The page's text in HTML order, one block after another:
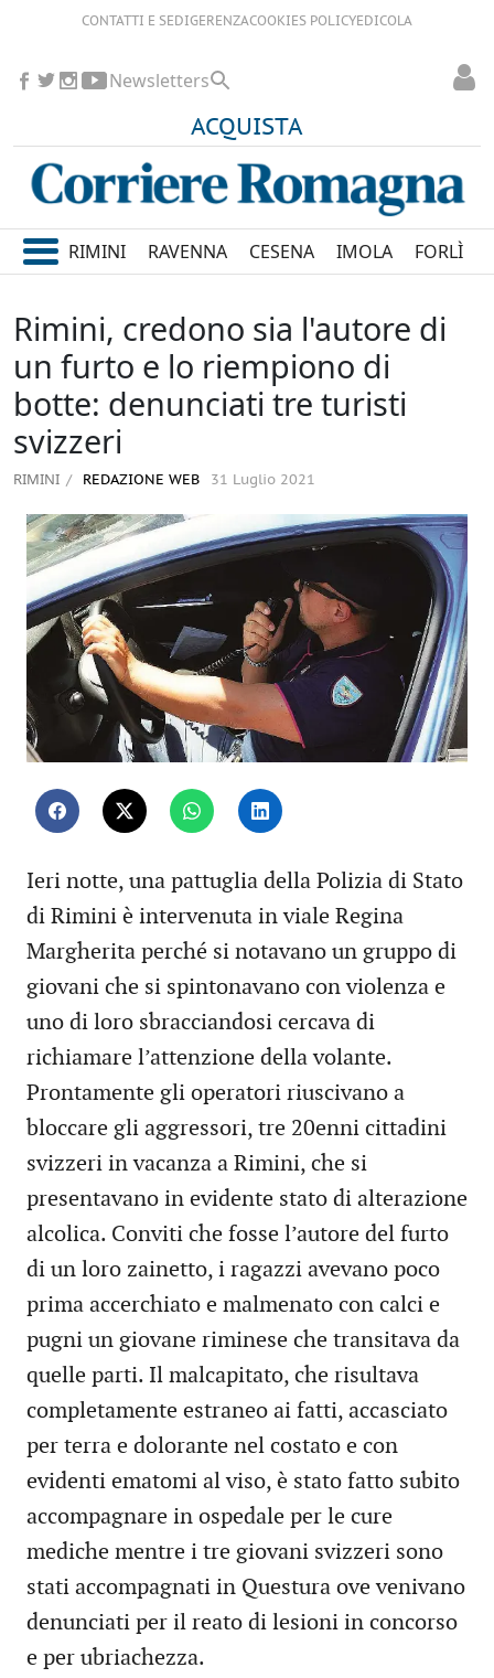
CONTATTI E SEDIGERENZACOOKIES POLICYEDICOLA
ACQUISTA
Newsletters
RIMINI RAVENNA CESENA IMOLA FORLÌ
Rimini, credono sia l'autore di
un furto e lo riempiono di
botte: denunciati tre turisti
svizzeri
RIMINI REDAZIONE WEB 31 Luglio 2021
Ieri notte, una pattuglia della Polizia di Stato
di Rimini è intervenuta in viale Regina
Margherita perché si notavano un gruppo di
giovani che si spintonavano con violenza e
uno di loro sbracciandosi cercava di
richiamare l’attenzione della volante.
Prontamente gli operatori riuscivano a
bloccare gli aggressori, tre 20enni cittadini
svizzeri in vacanza a Rimini, che si
presentavano in evidente stato di alterazione
alcolica. Conviti che fosse l’autore del furto
di un loro zainetto, i ragazzi avevano poco
prima accerchiato e malmenato con calci e
pugni un giovane riminese che transitava da
quelle parti. Il malcapitato, che risultava
completamente estraneo ai fatti, accasciato
per terra e dolorante nel costato e con
evidenti ematomi al viso, è stato fatto subito
accompagnare in ospedale per le cure
mediche mentre i tre giovani svizzeri sono
stati accompagnati in Questura ove venivano
denunciati per il reato di lesioni in concorso
e per ubriachezza.